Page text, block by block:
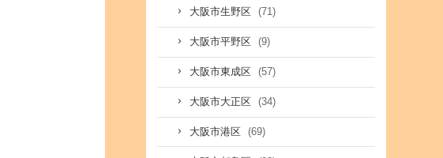
大阪市生野区 (71)
大阪市平野区 (9)
大阪市東成区 (57)
大阪市大正区 (34)
大阪市港区 (69)